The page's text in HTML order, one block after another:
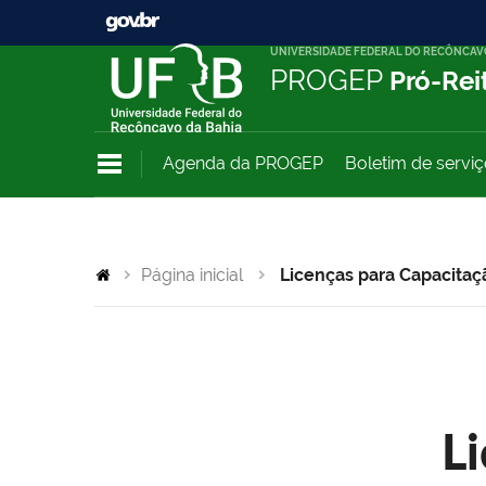
UNIVERSIDADE FEDERAL DO
PROGEP Pró-
Agenda da PROGEP Boletim de
Página inicial Licenças para